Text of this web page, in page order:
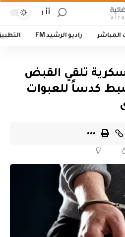
أأ
المباشر راديو الرشيد FM
تلقي القبض
كدساً للعبوات